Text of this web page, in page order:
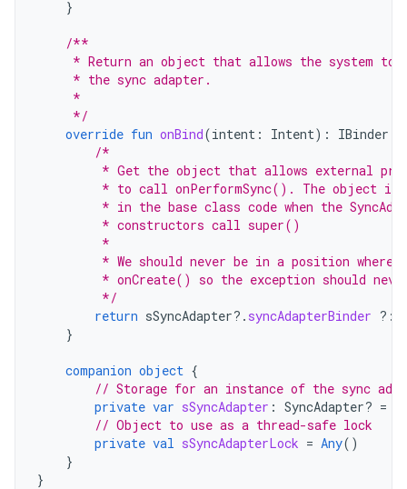
}
/**
* Return an object that allows the system to
     * the sync adapter.
     *
     */
override fun onBind(intent : Intent): IBinder
/*
* Get the object that allows external
* to call onPerformSync(). The object is
* in the base class code when the
         * constructors call super()
         *
* We should never be in a position where
* onCreate() so the exception should
         */
return sSyncAdapter?. syncAdapterBinder ?:
}
companion object {
// Storage for an instance of the sync
private var sSyncAdapter : SyncAdapter? =
// Object to use as a thread-safe lock
private val sSyncAdapterLock = Any()
}
}